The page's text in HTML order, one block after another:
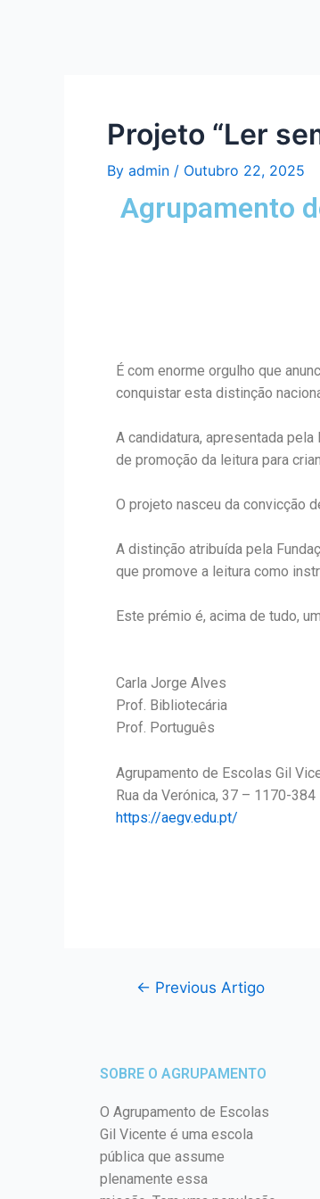
Projeto “Ler
By admin / Outubro 22, 2025
Agrupamento
É com enorme orgulho que
conquistar esta distinção
A candidatura, apresentada
de promoção da leitura para
O projeto nasceu da convicção
A distinção atribuída pela
que promove a leitura como
Este prémio é, acima de tudo,
Carla Jorge Alves
Prof. Bibliotecária
Prof. Português
Agrupamento de Escolas Gil
Rua da Verónica, 37 – 1170-
https://aegv.edu.pt/
← Previous Artigo
SOBRE O AGRUPAMENTO
O Agrupamento de Escolas
Gil Vicente é uma escola
pública que assume
plenamente essa